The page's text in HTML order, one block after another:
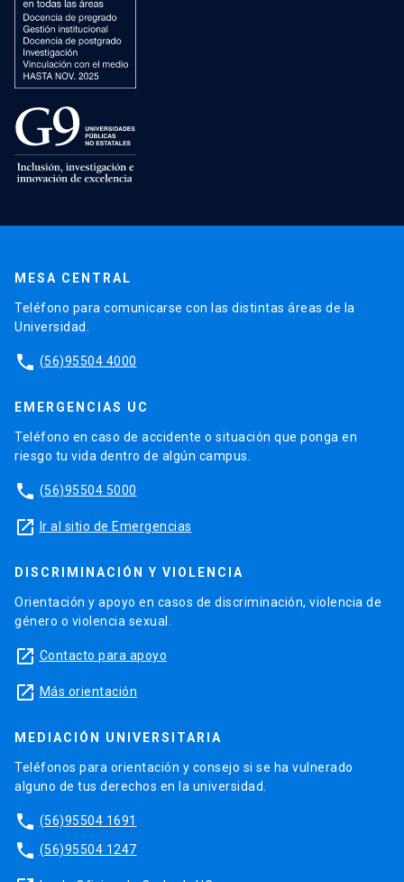
MESA CENTRAL
Teléfono para comunicarse con las distintas áreas de la
Universidad.
phone (56)95504 4000
EMERGENCIAS UC
Teléfono en caso de accidente o situación que ponga en
riesgo tu vida dentro de algún campus.
phone (56)95504 5000
launch Ir al sitio de Emergencias
DISCRIMINACIÓN Y VIOLENCIA
Orientación y apoyo en casos de discriminación, violencia de
género o violencia sexual.
launch Contacto para apoyo
launch Más orientación
MEDIACIÓN UNIVERSITARIA
Teléfonos para orientación y consejo si se ha vulnerado
alguno de tus derechos en la universidad.
phone (56)95504 1691
phone (56)95504 1247